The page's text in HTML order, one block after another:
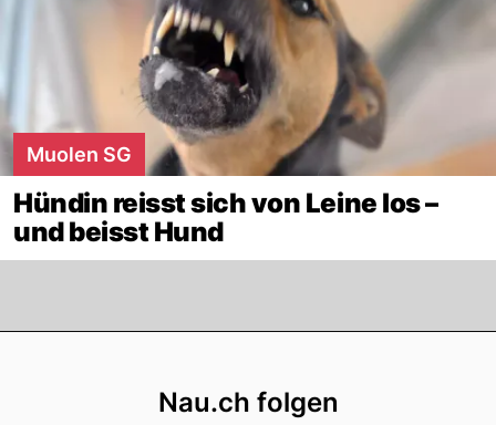
Muolen SG
Hündin reisst sich von Leine los –
und beisst Hund
Nau.ch folgen